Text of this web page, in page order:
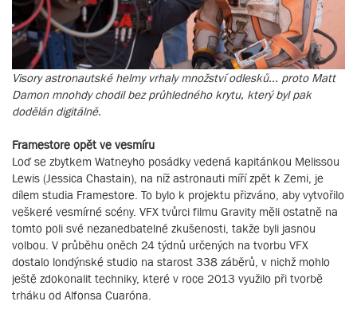
Visory astronautské helmy vrhaly množství odlesků... proto Matt
Damon mnohdy chodil bez průhledného krytu, který byl pak
dodělán digitálně.
Framestore opět ve vesmíru
Loď se zbytkem Watneyho posádky vedená kapitánkou Melissou
Lewis (Jessica Chastain), na níž astronauti míří zpět k Zemi, je
dílem studia Framestore. To bylo k projektu přizváno, aby vytvořilo
veškeré vesmírné scény. VFX tvůrci filmu Gravity měli ostatně na
tomto poli své nezanedbatelné zkušenosti, takže byli jasnou
volbou. V průběhu oněch 24 týdnů určených na tvorbu VFX
dostalo londýnské studio na starost 338 záběrů, v nichž mohlo
ještě zdokonalit techniky, které v roce 2013 využilo při tvorbě
trháku od Alfonsa Cuaróna.